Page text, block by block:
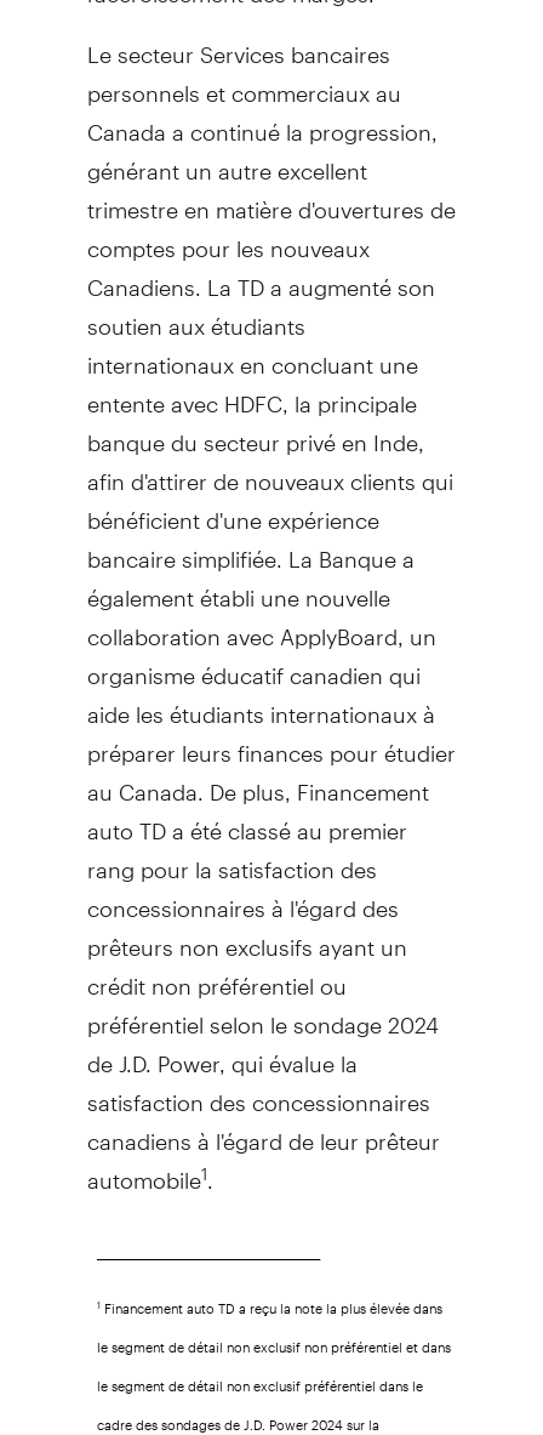
Le secteur Services bancaires
personnels et commerciaux au
Canadaa continué la progression,
générant un autre excellent
trimestre en matière d'ouvertures de
comptes pour les nouveaux
Canadiens. La TD a augmenté son
soutien aux étudiants
internationaux en concluant une
entente avec HDFC, la principale
banque du secteur privé en Inde,
afin d'attirer de nouveaux clients qui
bénéficient d'une expérience
bancaire simplifiée. La Banque a
également établi une nouvelle
collaboration avec ApplyBoard, un
organisme éducatif canadien qui
aide les étudiants internationaux à
préparer leurs finances pour étudier
au Canada . De plus, Financement
auto TD a été classé au premier
rang pour la satisfaction des
concessionnaires à l'égard des
prêteurs non exclusifs ayant un
crédit non préférentiel ou
préférentiel selon le sondage 2024
de J.D. Power, qui évalue la
satisfaction des concessionnaires
canadiens à l'égard de leur prêteur
automobile1
1Financement auto TD a reçu la note la plus élevée dans
le segment de détail non exclusif non préférentiel et dans
le segment de détail non exclusif préférentiel dans le
cadre des sondages de J.D. Power 2024 sur la